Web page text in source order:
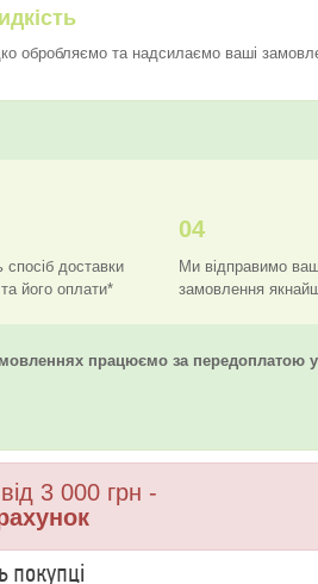
обробляємо та надсилаємо ваші
спосіб доставки
його оплати*
04
Ми відправимо
замовлення
працюємо за передоплатою у
3 000 грн -
покупці